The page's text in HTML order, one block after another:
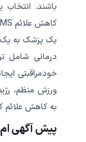
باشند.
کاهش علائم MS آغوش کمک کند.
یک پزشک به یک
درمانی شامل
خودمراقبتی
ورزش منظم،
به کاهش علائم
پیش آگهی